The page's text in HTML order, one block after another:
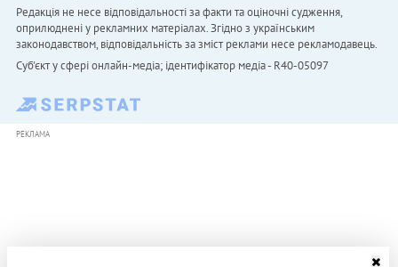
Редакція не несе відповідальності за факти та оціночні судження,
оприлюднені у рекламних матеріалах. Згідно з українським
законодавством, відповідальність за зміст реклами несе рекламодавець.
Cуб'єкт у сфері онлайн-медіа; ідентифікатор медіа - R40-05097
РЕКЛАМА